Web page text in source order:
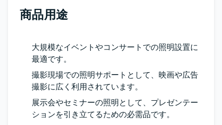
商品用途
大規模なイベントやコンサートでの照明設置に
最適です。
撮影現場での照明サポートとして、映画や広告
撮影に広く利用されています。
展示会やセミナーの照明として、プレゼンテー
ションを引き立てるための必需品です。